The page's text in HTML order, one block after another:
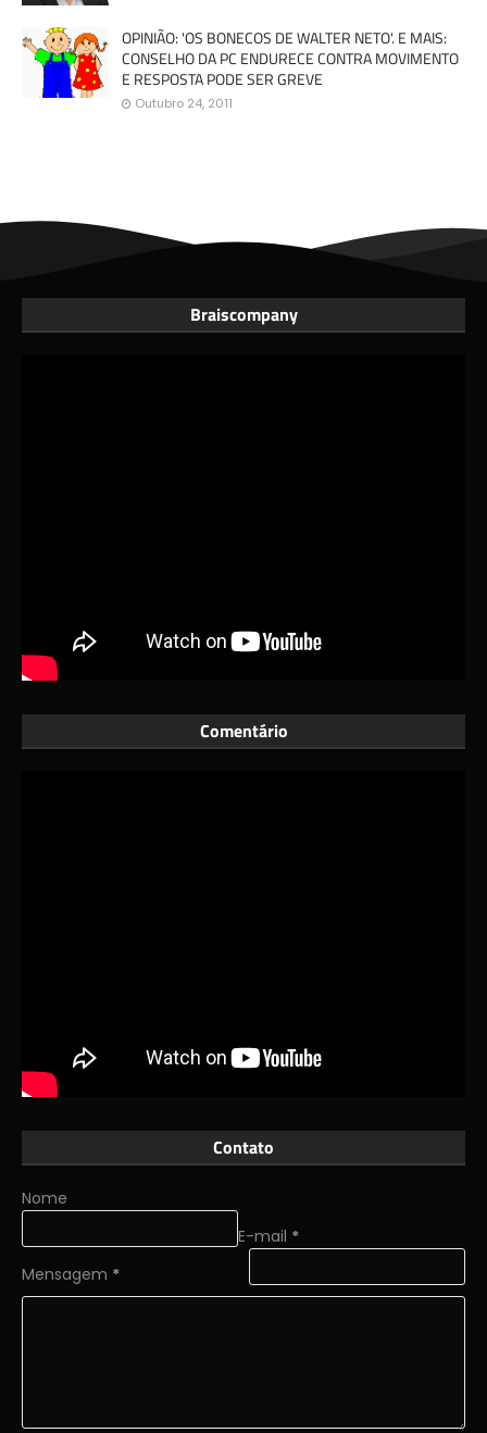
OPINIÃO: 'OS BONECOS DE WALTER NETO'. E MAIS:
CONSELHO DA PC ENDURECE CONTRA MOVIMENTO
E RESPOSTA PODE SER GREVE
Outubro 24, 2011
Braiscompany
Comentário
Contato
Nome
E-mail *
Mensagem *